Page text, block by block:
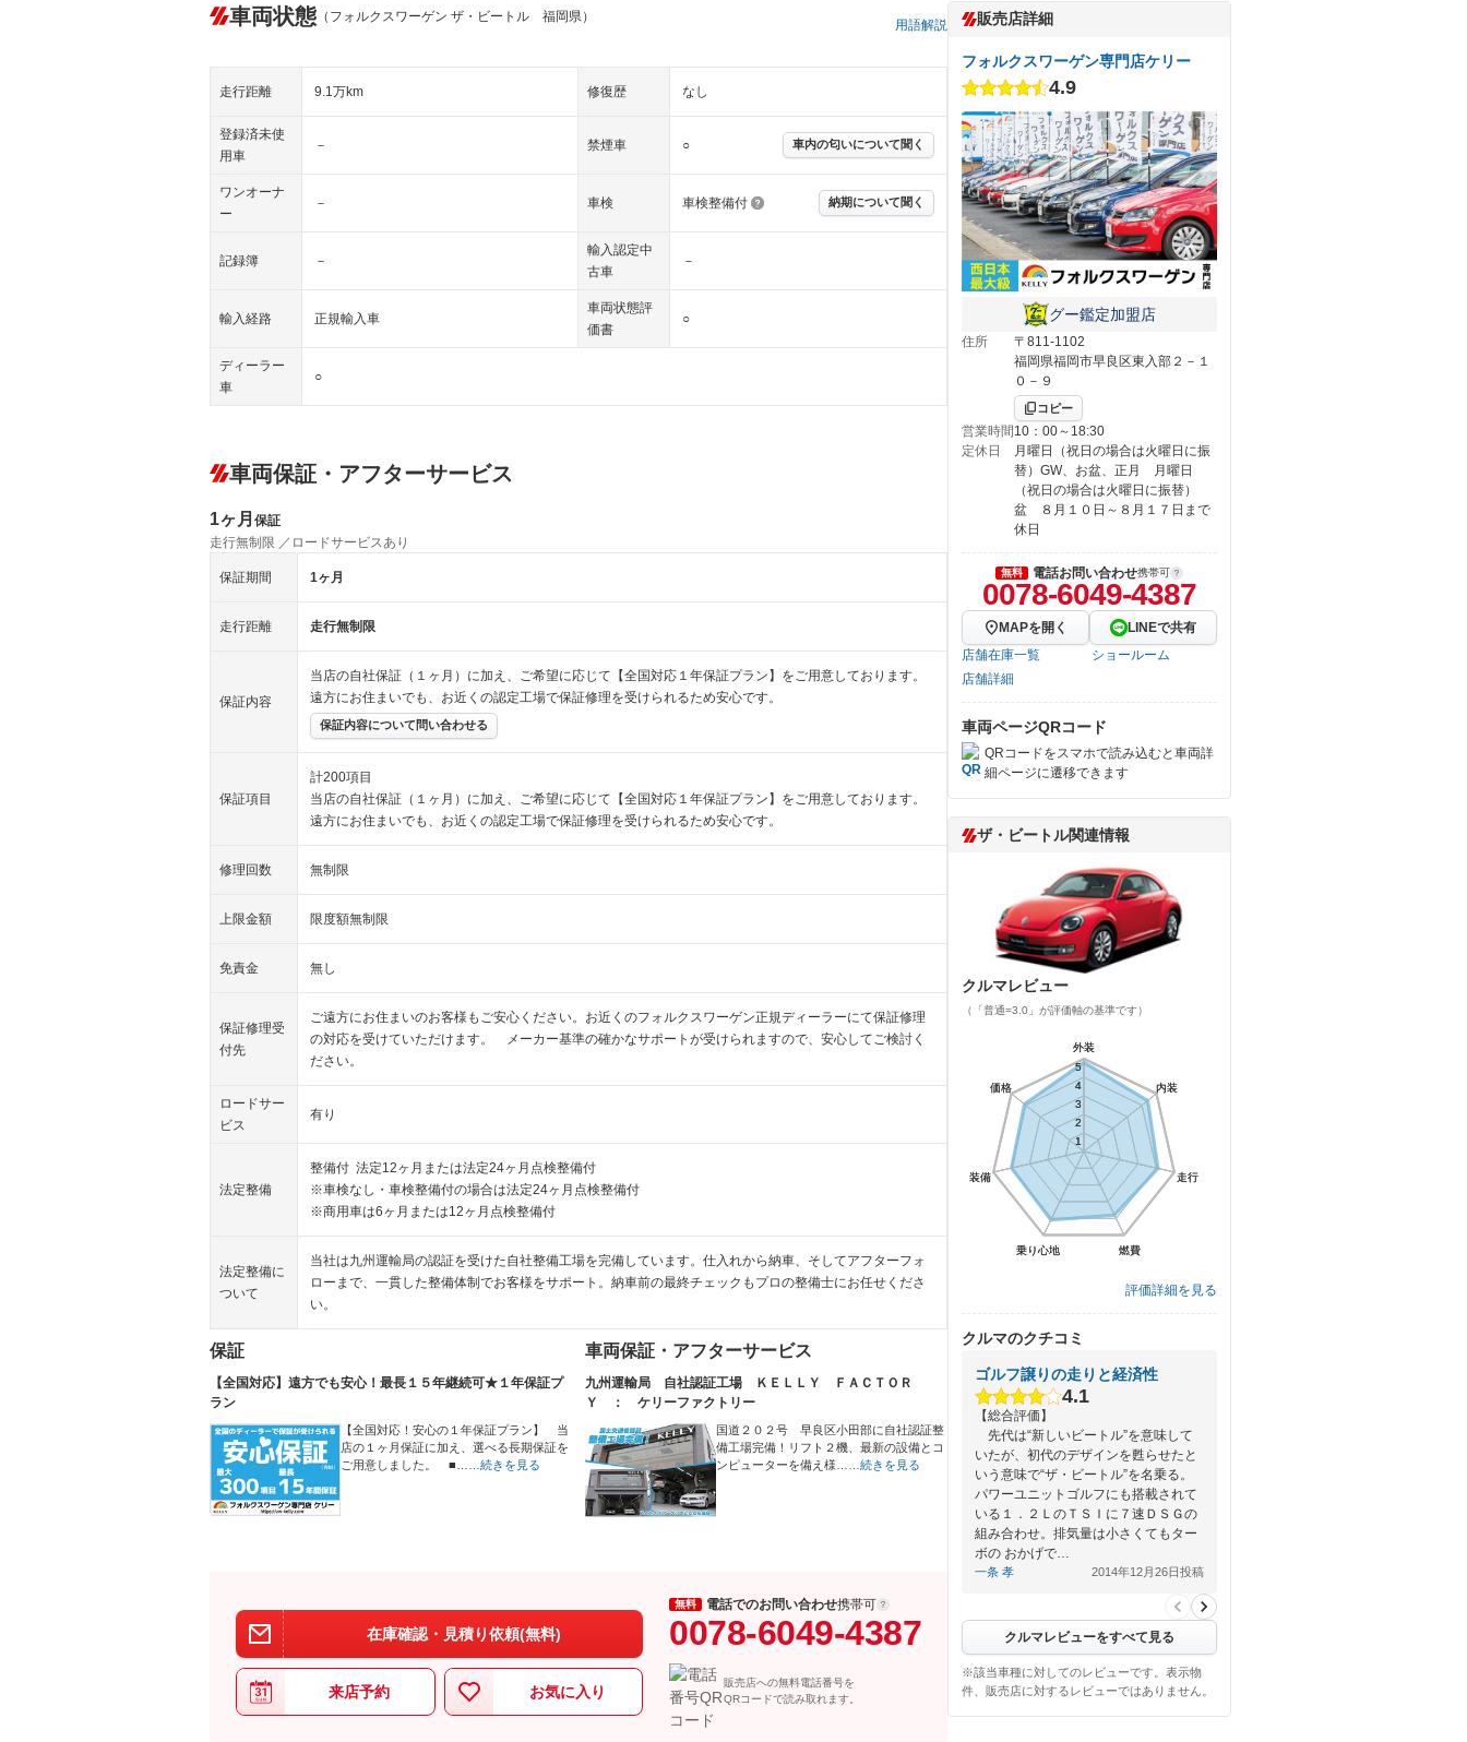
車両状態 （フォルクスワーゲン ザ・ビートル 福岡県）
用語解説
走行距離 9.1万km 修復歴 なし
登録済未使
用車
－ 禁煙車 ○ 車内の匂いについて聞く
ワンオーナ
ー
－ 車検 車検整備付 納期について聞く
記録簿 －
輸入認定中
古車
－
輸入経路 正規輸入車
車両状態評
価書
○
ディーラー
車
○
車両保証・アフターサービス
1ヶ月 保証
走行無制限 ／ロードサービスあり
保証期間 1ヶ月
走行距離 走行無制限
保証内容
当店の自社保証（１ヶ月）に加え、ご希望に応じて【全国対応１年保証プラン】をご用意しております。
遠方にお住まいでも、お近くの認定工場で保証修理を受けられるため安心です。
保証内容について問い合わせる
保証項目
計200項目
当店の自社保証（１ヶ月）に加え、ご希望に応じて【全国対応１年保証プラン】をご用意しております。
遠方にお住まいでも、お近くの認定工場で保証修理を受けられるため安心です。
修理回数 無制限
上限金額 限度額無制限
免責金 無し
保証修理受
付先
ご遠方にお住まいのお客様もご安心ください。お近くのフォルクスワーゲン正規ディーラーにて保証修理
の対応を受けていただけます。 メーカー基準の確かなサポートが受けられますので、安心してご検討く
ださい。
ロードサー
ビス
有り
法定整備
整備付 法定12ヶ月または法定24ヶ月点検整備付
※車検なし・車検整備付の場合は法定24ヶ月点検整備付
※商用車は6ヶ月または12ヶ月点検整備付
法定整備に
ついて
当社は九州運輸局の認証を受けた自社整備工場を完備しています。仕入れから納車、そしてアフターフォ
ローまで、一貫した整備体制でお客様をサポート。納車前の最終チェックもプロの整備士にお任せくださ
い。
保証
【全国対応】遠方でも安心！最長１５年継続可★１年保証プ
ラン
【全国対応！安心の１年保証プラン】 当
店の１ヶ月保証に加え、選べる長期保証を
ご用意しました。 ■…
…続きを見る
車両保証・アフターサービス
九州運輸局 自社認証工場 ＫＥＬＬＹ ＦＡＣＴＯＲ
Ｙ ： ケリーファクトリー
国道２０２号 早良区小田部に自社認証整
備工場完備！リフト２機、最新の設備とコ
ンピューターを備え様…
…続きを見る
在庫確認・見積り依頼(無料)
来店予約 お気に入り
無料 電話でのお問い合わせ携帯可
0078-6049-4387
販売店への無料電話番号を
QRコードで読み取れます。
販売店詳細
フォルクスワーゲン専門店ケリー
4.9
グー鑑定加盟店
住所
〒811-1102
福岡県福岡市早良区東入部２－１
０－９
コピー
営業時間 10：00～18:30
定休日
月曜日（祝日の場合は火曜日に振
替）GW、お盆、正月 月曜日
（祝日の場合は火曜日に振替）
盆 ８月１０日～８月１７日まで
休日
無料 電話お問い合わせ携帯可
0078-6049-4387
MAPを開く
LINEで共有
店舗在庫一覧
ショールーム
店舗詳細
車両ページQRコード
QRコードをスマホで読み込むと車両詳
細ページに遷移できます
ザ・ビートル関連情報
クルマレビュー
（「普通=3.0」が評価軸の基準です）
外装
内装
走行
燃費
乗り心地
装備
価格
1
2
3
4
5
外装
内装
走行
燃費
乗り心地
装備
価格
1
2
3
4
5
評価詳細を見る
クルマのクチコミ
ゴルフ譲りの走りと経済性
4.1
【総合評価】
先代は“新しいビートル”を意味して
いたが、初代のデザインを甦らせたと
いう意味で“ザ・ビートル”を名乗る。
パワーユニットゴルフにも搭載されて
いる１．２ＬのＴＳＩに７速ＤＳＧの
組み合わせ。排気量は小さくてもター
ボの おかげで…
一条 孝 2014年12月26日投稿
クルマレビューをすべて見る
※該当車種に対してのレビューです。表示物
件、販売店に対するレビューではありません。